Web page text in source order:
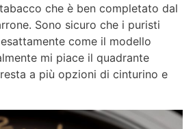
che è ben completato dal
Sono sicuro che i puristi
come il modello
mi piace il quadrante
a più opzioni di cinturino e